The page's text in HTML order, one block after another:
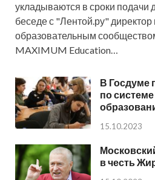
укладываются в сроки подачи
беседе с "Лентой.ру" директор
образовательным
MAXIMUM Education…
В Госдуме
по
15.10.2023
в честь